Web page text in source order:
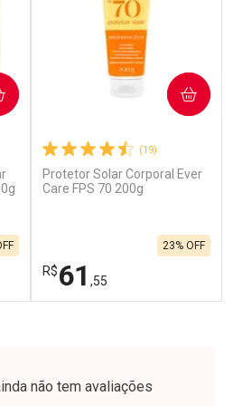
(19)
Protetor Solar Corporal Ever
Care FPS 70 200g
R$61 ,55
23% OFF
COMPRAR
Laboratório
Por Menos
não tem avaliações